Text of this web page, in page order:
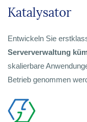
Katalysator
Entwickeln Sie
Serververwaltung
skalierbare
Betrieb genommen